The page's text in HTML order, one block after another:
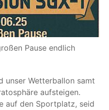
Pau­se end­lich
unser Wet­ter­bal­lon samt
auf­stei­gen.
auf den Sport­platz, seid